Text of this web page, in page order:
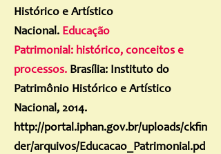
Histórico e Artístico
Nacional. Educação
Patrimonial: histórico, conceitos e
processos. Brasília: Instituto do
Patrimônio Histórico e Artístico
Nacional, 2014.
http://portal.iphan.gov.br/uploads/ckfin
der/arquivos/Educacao_Patrimonial.pd